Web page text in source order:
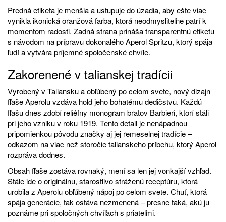
Predná etiketa je menšia a ustupuje do úzadia, aby ešte viac
vynikla ikonická oranžová farba, ktorá neodmysliteľne patrí k
momentom radosti. Zadná strana prináša transparentnú etiketu
s návodom na prípravu dokonalého Aperol Spritzu, ktorý spája
ľudí a vytvára príjemné spoločenské chvíle.
Zakorenené v talianskej tradícii
Vyrobený v Taliansku a obľúbený po celom svete, nový dizajn
fľaše Aperolu vzdáva hold jeho bohatému dedičstvu. Každú
fľašu dnes zdobí reliéfny monogram bratov Barbieri, ktorí stáli
pri jeho vzniku v roku 1919. Tento detail je nenápadnou
pripomienkou pôvodu značky aj jej remeselnej tradície –
odkazom na viac než storočie talianskeho príbehu, ktorý Aperol
rozpráva dodnes.
Obsah fľaše zostáva rovnaký, mení sa len jej vonkajší vzhľad.
Stále ide o originálnu, starostlivo stráženú receptúru, ktorá
urobila z Aperolu obľúbený nápoj po celom svete. Chuť, ktorá
spája generácie, tak ostáva nezmenená – presne taká, akú ju
poznáme pri spoločných chvíľach s priateľmi.